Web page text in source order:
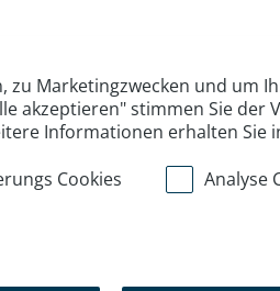
Marketingzwecken und um
akzeptieren" stimmen Sie
Informationen erhalten Sie
Cookies Analyse